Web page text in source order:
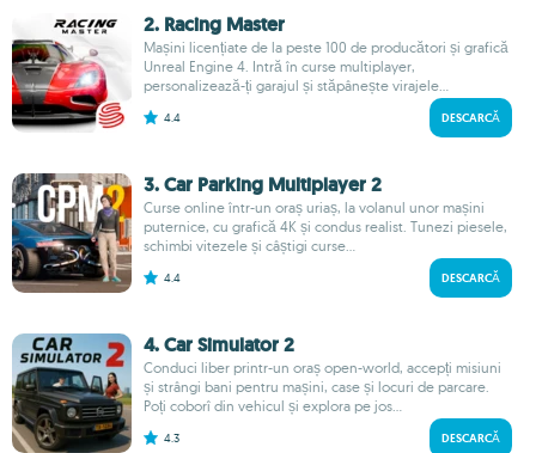
2. Racing Master
Mașini licențiate de la peste 100 de producători și grafică
Unreal Engine 4. Intră în curse multiplayer,
personalizează-ți garajul și stăpânește virajele...
4.4 DESCARCĂ
3. Car Parking Multiplayer 2
Curse online într-un oraș uriaș, la volanul unor mașini
puternice, cu grafică 4K și condus realist. Tunezi piesele,
schimbi vitezele și câștigi curse...
4.4 DESCARCĂ
4. Car Simulator 2
Conduci liber printr-un oraș open-world, accepți misiuni
și strângi bani pentru mașini, case și locuri de parcare.
Poți coborî din vehicul și explora pe jos...
4.3 DESCARCĂ